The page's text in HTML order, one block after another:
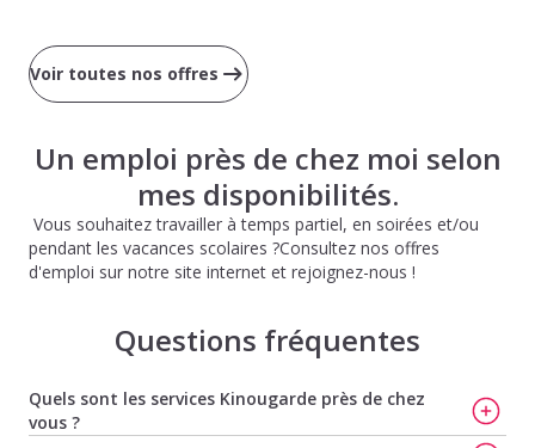
Voir toutes nos offres
Un emploi près de chez moi selon
mes disponibilités.
Vous souhaitez travailler à temps partiel, en soirées et/ou
pendant les vacances scolaires ?Consultez nos offres
d'emploi sur notre site internet et rejoignez-nous !
Questions fréquentes
Quels sont les services Kinougarde près de chez
vous ?